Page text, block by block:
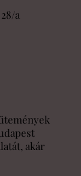
a
akár